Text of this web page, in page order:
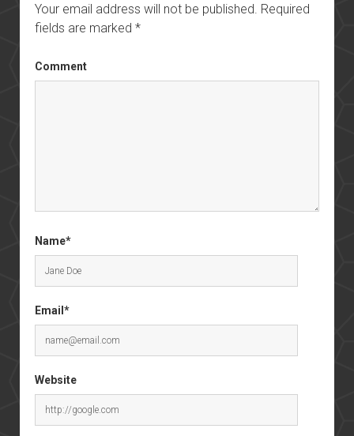
Your email address will not be published. Required
fields are marked *
Comment
Name*
Email*
Website